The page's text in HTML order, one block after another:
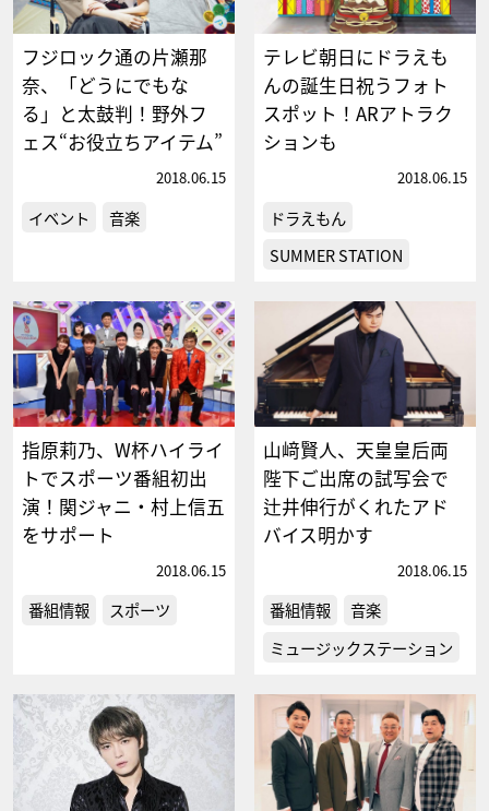
フジロック通の片瀬那
奈、「どうにでもな
る」と太鼓判！野外フ
ェス“お役立ちアイテム”
2018.06.15
イベント 音楽
テレビ朝日にドラえも
んの誕生日祝うフォト
スポット！ARアトラク
ションも
2018.06.15
ドラえもん
SUMMER STATION
指原莉乃、W杯ハイライ
トでスポーツ番組初出
演！関ジャニ・村上信五
をサポート
2018.06.15
番組情報 スポーツ
山﨑賢人、天皇皇后両
陛下ご出席の試写会で
辻井伸行がくれたアド
バイス明かす
2018.06.15
番組情報
音楽
ミュージックステーション